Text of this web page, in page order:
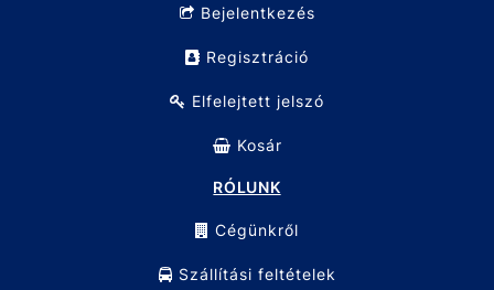
Bejelentkezés
Regisztráció
Elfelejtett jelszó
Kosár
RÓLUNK
Cégünkről
Szállítási feltételek